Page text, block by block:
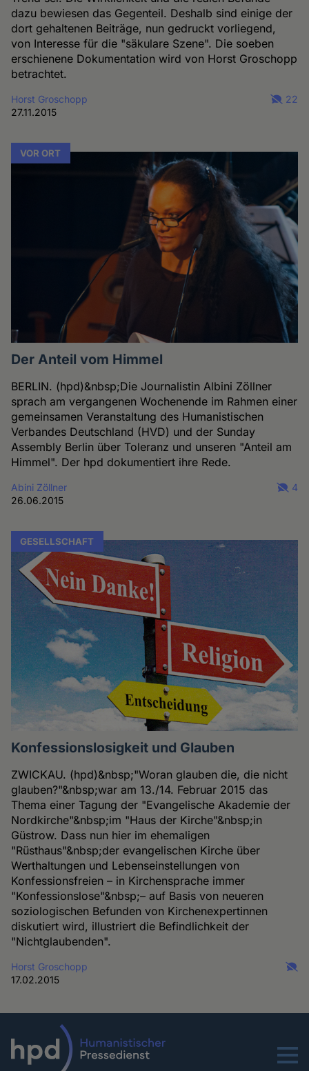
dazu bewiesen das Gegenteil. Deshalb sind einige der
dort gehaltenen Beiträge, nun gedruckt vorliegend,
von Interesse für die "säkulare Szene". Die soeben
erschienene Dokumentation wird von Horst Groschopp
betrachtet.
Horst Groschopp
27.11.2015
22
VOR ORT
Der Anteil vom Himmel
BERLIN. (hpd)&nbsp;Die Journalistin Albini Zöllner
sprach am vergangenen Wochenende im Rahmen einer
gemeinsamen Veranstaltung des Humanistischen
Verbandes Deutschland (HVD) und der Sunday
Assembly Berlin über Toleranz und unseren "Anteil am
Himmel". Der hpd dokumentiert ihre Rede.
Abini Zöllner
26.06.2015
4
GESELLSCHAFT
Konfessionslosigkeit und Glauben
ZWICKAU. (hpd)&nbsp;"Woran glauben die, die nicht
glauben?"&nbsp;war am 13./14. Februar 2015 das
Thema einer Tagung der "Evangelische Akademie der
Nordkirche"&nbsp;im "Haus der Kirche"&nbsp;in
Güstrow. Dass nun hier im ehemaligen
"Rüsthaus"&nbsp;der evangelischen Kirche über
Werthaltungen und Lebenseinstellungen von
Konfessionsfreien – in Kirchensprache immer
"Konfessionslose"&nbsp;– auf Basis von neueren
soziologischen Befunden von Kirchenexpertinnen
diskutiert wird, illustriert die Befindlichkeit der
"Nichtglaubenden".
Horst Groschopp
17.02.2015
Menu